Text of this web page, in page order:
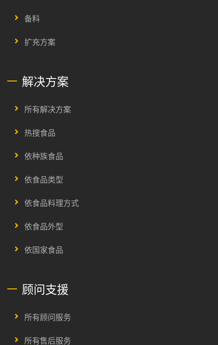
备料
扩充方案
解决方案
所有解决方案
热搜食品
依种族食品
依食品类型
依食品料理方式
依食品外型
依国家食品
顾问支援
所有顾问服务
所有售后服务